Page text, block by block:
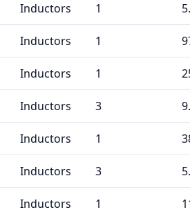
Inductors 1
Inductors 1
Inductors 1
Inductors 3
Inductors 1
Inductors 3
Inductors 1